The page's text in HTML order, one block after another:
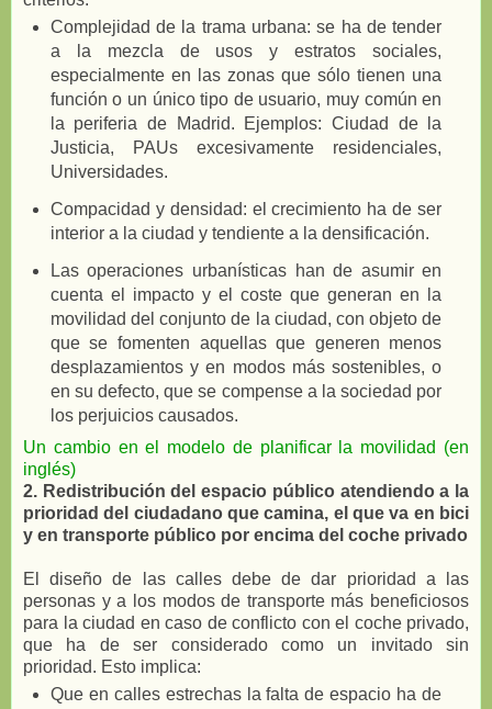
Complejidad de la trama urbana: se ha de tender
a la mezcla de usos y estratos sociales,
especialmente en las zonas que sólo tienen una
función o un único tipo de usuario, muy común en
la periferia de Madrid. Ejemplos: Ciudad de la
Justicia, PAUs excesivamente residenciales,
Universidades.
Compacidad y densidad: el crecimiento ha de ser
interior a la ciudad y tendiente a la densificación.
Las operaciones urbanísticas han de asumir en
cuenta el impacto y el coste que generan en la
movilidad del conjunto de la ciudad, con objeto de
que se fomenten aquellas que generen menos
desplazamientos y en modos más sostenibles, o
en su defecto, que se compense a la sociedad por
los perjuicios causados.
Un cambio en el modelo de planificar la movilidad (en
inglés)
2. Redistribución del espacio público atendiendo a la
prioridad del ciudadano que camina, el que va en bici
y en transporte público por encima del coche privado
El diseño de las calles debe de dar prioridad a las
personas y a los modos de transporte más beneficiosos
para la ciudad en caso de conflicto con el coche privado,
que ha de ser considerado como un invitado sin
prioridad. Esto implica:
Que en calles estrechas la falta de espacio ha de